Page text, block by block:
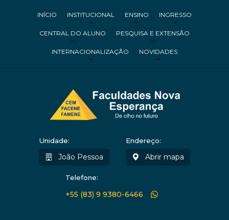
INÍCIO INSTITUCIONAL ENSINO INGRESSO
CENTRAL DO ALUNO PESQUISA E EXTENSÃO
INTERNACIONALIZAÇÃO NOVIDADES
Unidade:
João Pessoa
Endereço:
Abrir mapa
Telefone:
+55 (83) 9 9380-6466